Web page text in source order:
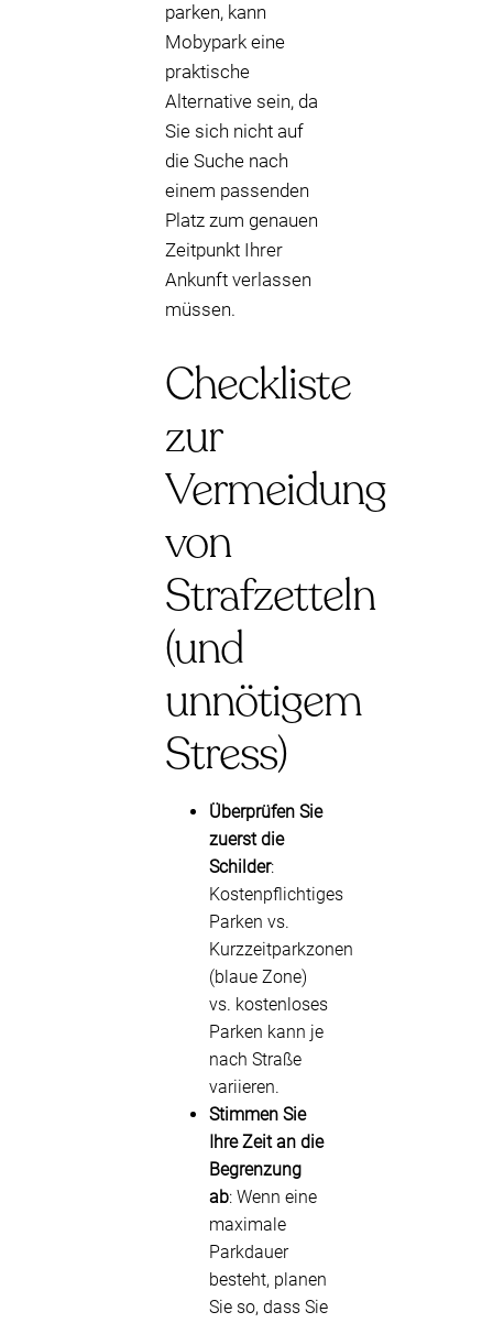
parken, kann
Mobypark eine
praktische
Alternative sein, da
Sie sich nicht auf
die Suche nach
einem passenden
Platz zum genauen
Zeitpunkt Ihrer
Ankunft verlassen
müssen.
Checkliste
zur
Vermeidung
von
Strafzetteln
(und
unnötigem
Stress)
Überprüfen Sie
zuerst die
Schilder:
Kostenpflichtiges
Parken vs.
Kurzzeitparkzonen
(blaue Zone)
vs. kostenloses
Parken kann je
nach Straße
variieren.
Stimmen Sie
Ihre Zeit an die
Begrenzung
ab: Wenn eine
maximale
Parkdauer
besteht, planen
Sie so, dass Sie